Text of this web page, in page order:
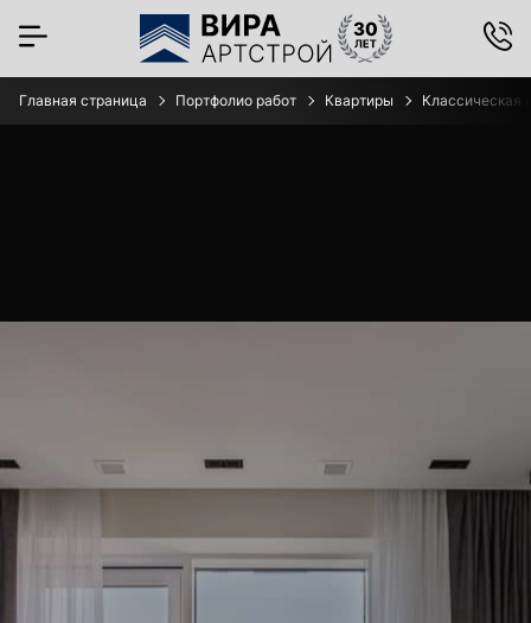
Главная страница Портфолио работ Квартиры Классическая